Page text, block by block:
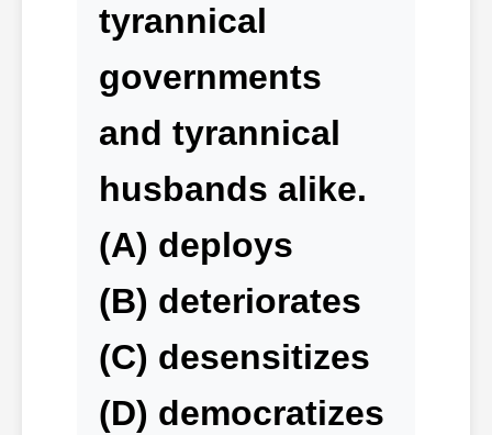
tyrannical
governments
and tyrannical
husbands alike.
(A) deploys
(B) deteriorates
(C) desensitizes
(D) democratizes